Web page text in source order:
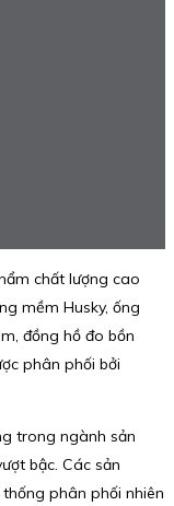
chất lượng cao
mềm Husky, ống
đồng hồ đo bồn
phân phối bởi
trong ngành sản
bậc. Các sản
phân phối nhiên